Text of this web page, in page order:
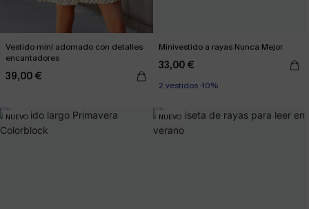
Vestido mini adornado con detalles
encantadores
39,00 €
Minivestido a rayas Nunca Mejor
33,00 €
2 vestidos -10%
NUEVO NUEVO